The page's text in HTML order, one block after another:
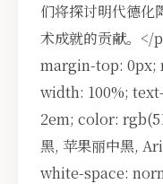
们将探讨明代德化
术成就的贡献。
margin-top: 0px;
width: 100%;
2em; color:
黑, 苹果丽中黑,
white-space: